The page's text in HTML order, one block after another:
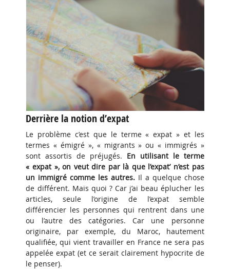
Derrière la notion d’expat
Le problème c’est que le terme « expat » et les
termes « émigré », « migrants » ou « immigrés »
sont assortis de préjugés. En utilisant le terme
« expat », on veut dire par là que l’expat’ n’est pas
un immigré comme les autres. Il a quelque chose
de différent. Mais quoi ? Car j’ai beau éplucher les
articles, seule l’origine de l’expat semble
différencier les personnes qui rentrent dans une
ou l’autre des catégories. Car une personne
originaire, par exemple, du Maroc, hautement
qualifiée, qui vient travailler en France ne sera pas
appelée expat (et ce serait clairement hypocrite de
le penser).